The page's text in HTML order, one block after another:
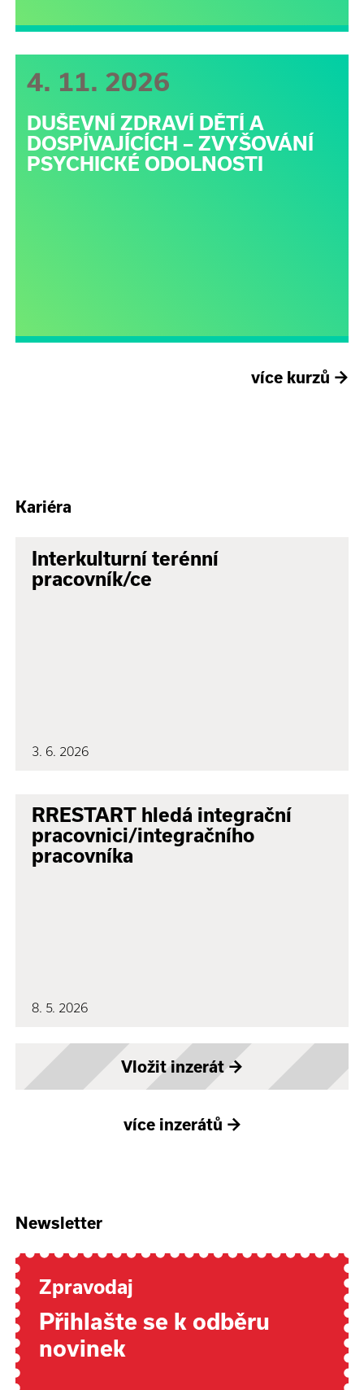
4. 11. 2026
DUŠEVNÍ ZDRAVÍ DĚTÍ A
DOSPÍVAJÍCÍCH – ZVYŠOVÁNÍ
PSYCHICKÉ ODOLNOSTI
více kurzů →
Kariéra
Interkulturní terénní
pracovník/ce
3. 6. 2026
RRESTART hledá integrační
pracovnici/integračního
pracovníka
8. 5. 2026
Vložit inzerát→
více inzerátů →
Newsletter
Zpravodaj
Přihlašte se k odběru
novinek